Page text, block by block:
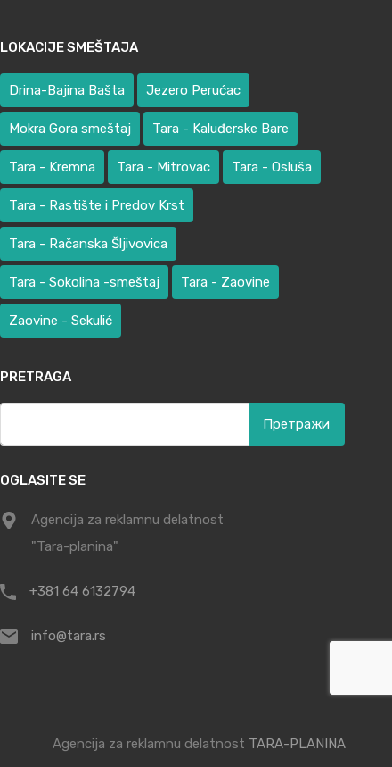
LOKACIJE SMEŠTAJA
Drina-Bajina Bašta Jezero Perućac
Mokra Gora smeštaj Tara - Kaluđerske Bare
Tara - Kremna Tara - Mitrovac Tara - Osluša
Tara - Rastište i Predov Krst
Tara - Račanska Šljivovica
Tara - Sokolina -smeštaj Tara - Zaovine
Zaovine - Sekulić
PRETRAGA
за:
OGLASITE SE
Agencija za reklamnu delatnost
"Tara-planina"
+381 64 6132794
info@tara.rs
Agencija za reklamnu delatnost TARA-PLANINA